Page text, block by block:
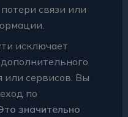
связи или
исключает
или сервисов. Вы
по
значительно